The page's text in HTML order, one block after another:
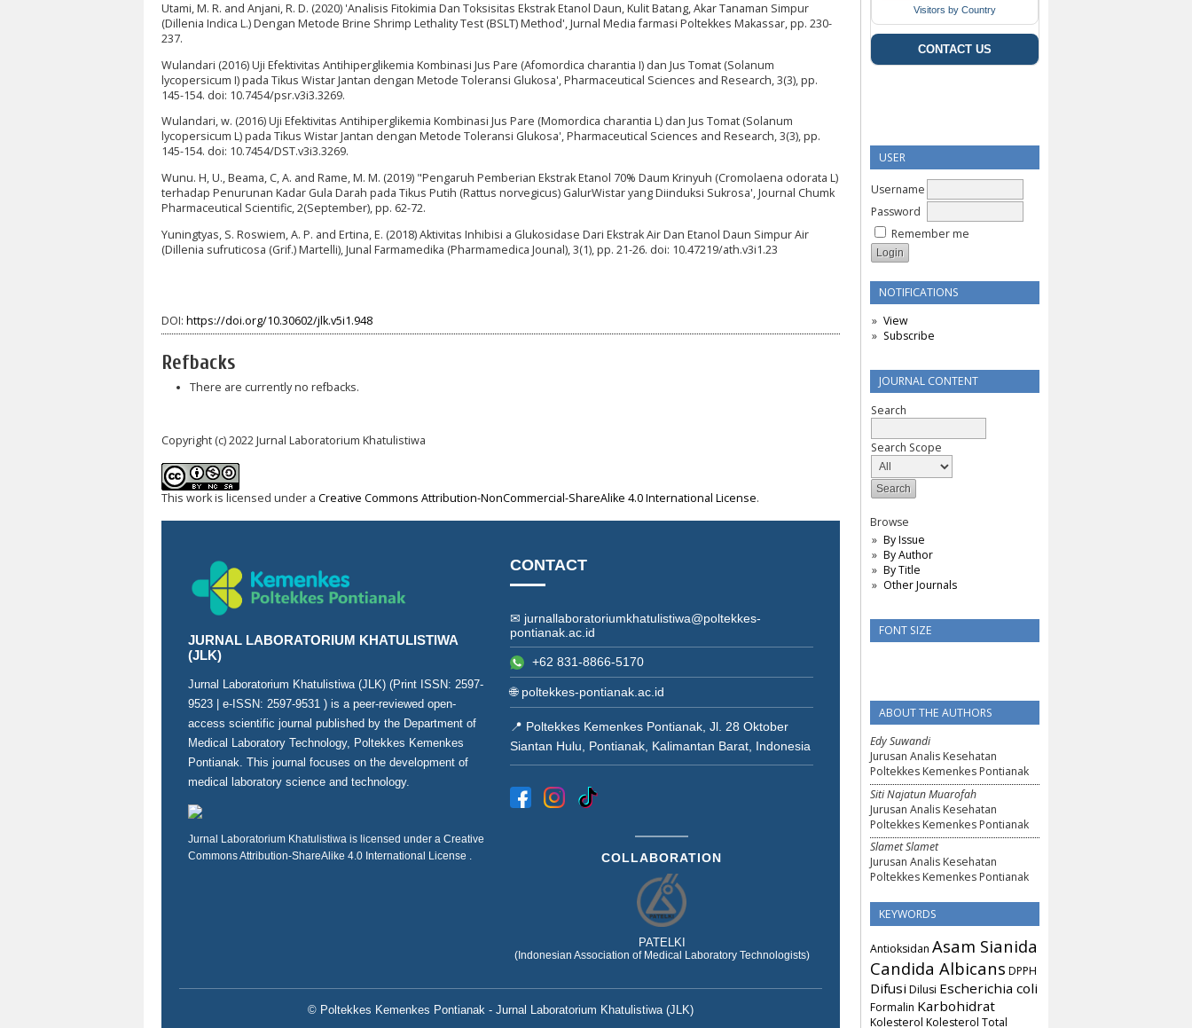
Visitors by Country
CONTACT US
USER
Username
Password
Remember me
NOTIFICATIONS
View
Subscribe
JOURNAL CONTENT
Search
Search Scope
Browse
By Issue
By Author
By Title
Other Journals
FONT SIZE
ABOUT THE AUTHORS
Edy Suwandi
Jurusan Analis Kesehatan
Poltekkes Kemenkes Pontianak
Siti Najatun Muarofah
Jurusan Analis Kesehatan
Poltekkes Kemenkes Pontianak
Slamet Slamet
Jurusan Analis Kesehatan
Poltekkes Kemenkes Pontianak
KEYWORDS
Antioksidan Asam Sianida
Candida Albicans DPPH
Difusi Dilusi Escherichia coli
Formalin Karbohidrat
Kolesterol Kolesterol Total
Utami, M. R. and Anjani, R. D. (2020) 'Analisis Fitokimia Dan Toksisitas Ekstrak Etanol Daun, Kulit Batang, Akar Tanaman Simpur
(Dillenia Indica L.) Dengan Metode Brine Shrimp Lethality Test (BSLT) Method', Jurnal Media farmasi Poltekkes Makassar, pp. 230-
237.
Wulandari (2016) Uji Efektivitas Antihiperglikemia Kombinasi Jus Pare (Afomordica charantia I) dan Jus Tomat (Solanum
lycopersicum I) pada Tikus Wistar Jantan dengan Metode Toleransi Glukosa', Pharmaceutical Sciences and Research, 3(3), pp.
145-154. doi: 10.7454/psr.v3i3.3269.
Wulandari, w. (2016) Uji Efektivitas Antihiperglikemia Kombinasi Jus Pare (Momordica charantia L) dan Jus Tomat (Solanum
lycopersicum L) pada Tikus Wistar Jantan dengan Metode Toleransi Glukosa', Pharmaceutical Sciences and Research, 3(3), pp.
145-154. doi: 10.7454/DST.v3i3.3269.
Wunu. H, U., Beama, C, A. and Rame, M. M. (2019) "Pengaruh Pemberian Ekstrak Etanol 70% Daum Krinyuh (Cromolaena odorata L)
terhadap Penurunan Kadar Gula Darah pada Tikus Putih (Rattus norvegicus) GalurWistar yang Diinduksi Sukrosa', Journal Chumk
Pharmaceutical Scientific, 2(September), pp. 62-72.
Yuningtyas, S. Roswiem, A. P. and Ertina, E. (2018) Aktivitas Inhibisi a Glukosidase Dari Ekstrak Air Dan Etanol Daun Simpur Air
(Dillenia sufruticosa (Grif.) Martelli), Junal Farmamedika (Pharmamedica Jounal), 3(1), pp. 21-26. doi: 10.47219/ath.v3i1.23
DOI: https://doi.org/10.30602/jlk.v5i1.948
Refbacks
There are currently no refbacks.
Copyright (c) 2022 Jurnal Laboratorium Khatulistiwa
This work is licensed under a Creative Commons Attribution-NonCommercial-ShareAlike 4.0 International License.
JURNAL LABORATORIUM KHATULISTIWA
(JLK)
Jurnal Laboratorium Khatulistiwa (JLK) (Print ISSN: 2597-
9523
| e-ISSN: 2597-9531 ) is a peer-reviewed open-
access scientific journal published by the Department of
Medical Laboratory Technology, Poltekkes Kemenkes
Pontianak. This journal focuses on the development of
medical laboratory science and technology.
Jurnal Laboratorium Khatulistiwa is licensed under a Creative
Commons Attribution-ShareAlike 4.0 International License .
CONTACT
✉ jurnallaboratoriumkhatulistiwa@poltekkes-
pontianak.ac.id
+62 831-8866-5170
🌐 poltekkes-pontianak.ac.id
📍 Poltekkes Kemenkes Pontianak, Jl. 28 Oktober
Siantan Hulu, Pontianak, Kalimantan Barat, Indonesia
COLLABORATION
PATELKI
(Indonesian Association of Medical Laboratory Technologists)
© Poltekkes Kemenkes Pontianak - Jurnal Laboratorium Khatulistiwa (JLK)